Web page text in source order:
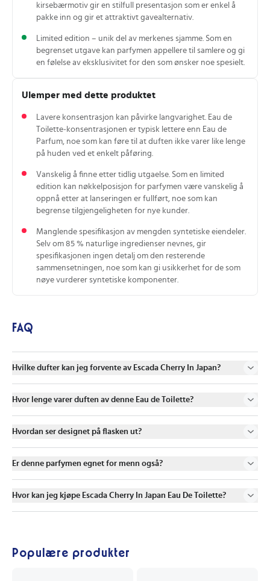
kirsebærmotiv gir en stilfull presentasjon som er enkel å
pakke inn og gir et attraktivt gavealternativ.
Limited edition – unik del av merkenes sjamme. Som en
begrenset utgave kan parfymen appellere til samlere og gi
en følelse av eksklusivitet for den som ønsker noe spesielt.
Ulemper med dette produktet
Lavere konsentrasjon kan påvirke langvarighet. Eau de
Toilette‑konsentrasjonen er typisk lettere enn Eau de
Parfum, noe som kan føre til at duften ikke varer like lenge
på huden ved et enkelt påføring.
Vanskelig å finne etter tidlig utgaelse. Som en limited
edition kan nøkkelposisjon for parfymen være vanskelig å
oppnå etter at lanseringen er fullført, noe som kan
begrense tilgjengeligheten for nye kunder.
Manglende spesifikasjon av mengden syntetiske eiendeler.
Selv om 85 % naturlige ingredienser nevnes, gir
spesifikasjonen ingen detalj om den resterende
sammensetningen, noe som kan gi usikkerhet for de som
nøye vurderer syntetiske komponenter.
FAQ
Hvilke dufter kan jeg forvente av Escada Cherry In Japan?
Hvor lenge varer duften av denne Eau de Toilette?
Hvordan ser designet på flasken ut?
Er denne parfymen egnet for menn også?
Hvor kan jeg kjøpe Escada Cherry In Japan Eau De Toilette?
Populære produkter